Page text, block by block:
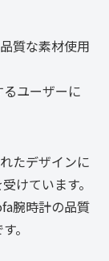
質な素材使用
ユーザーに
たデザインに
けています。
腕時計の品質
。